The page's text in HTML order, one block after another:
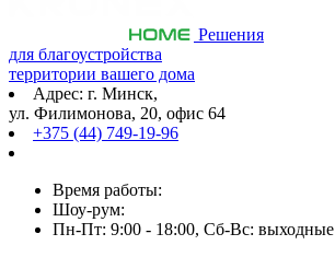
Решения
для благоустройства
территории вашего дома
Адрес: г. Минск,
ул. Филимонова, 20, офис 64
+375 (44) 749-19-96
Время работы:
Шоу-рум:
Пн-Пт: 9:00 - 18:00, Сб-Вс: выходные